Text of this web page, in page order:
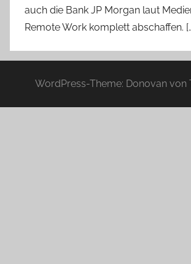
auch die Bank JP Morgan laut
Remote Work komplett abschaffen.
WordPress-Theme: Donovan von